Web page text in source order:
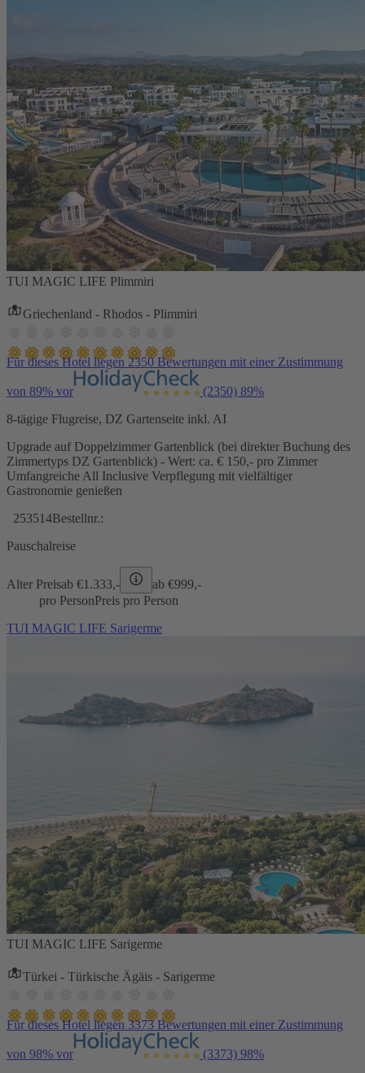
TUI MAGIC LIFE Plimmiri
Griechenland - Rhodos - Plimmiri
Für dieses Hotel liegen 2350 Bewertungen mit einer Zustimmung
von 89% vor (2350) 89%
8-tägige Flugreise, DZ Gartenseite inkl. AI
Upgrade auf Doppelzimmer Gartenblick (bei direkter Buchung des
Zimmertyps DZ Gartenblick) - Wert: ca. € 150,- pro Zimmer
Umfangreiche All Inclusive Verpflegung mit vielfältiger
Gastronomie genießen
253514Bestellnr.:
Pauschalreise
Alter Preisab €1.333,- ab €999,-
pro PersonPreis pro Person
TUI MAGIC LIFE Sarigerme
TUI MAGIC LIFE Sarigerme
Türkei - Türkische Ägäis - Sarigerme
Für dieses Hotel liegen 3373 Bewertungen mit einer Zustimmung
von 98% vor (3373) 98%